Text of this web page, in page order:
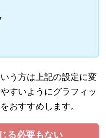
う方は上記の設定に変
すいようにグラフィッ
おすすめします。
る必要もない